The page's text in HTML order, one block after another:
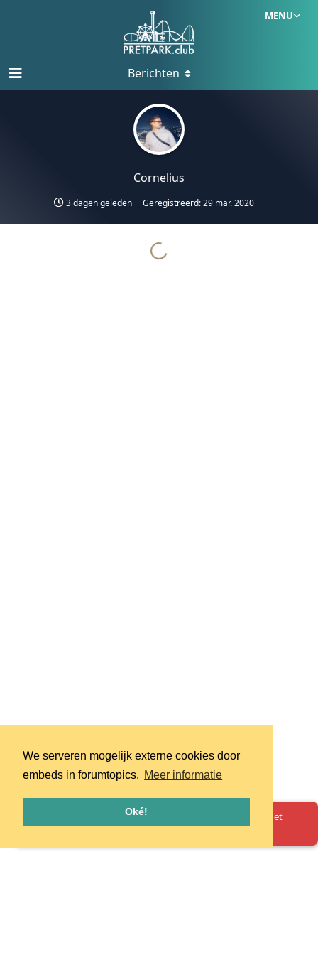
We serveren mogelijk externe cookies door
embeds in forumtopics. Meer informatie
Oké!
MENU
Cornelius
3 dagen geleden Geregistreerd:29 mar. 2020
Berichten
Oeps! Er is iets misgegaan. Herlaad de pagina en probeer het
opnieuw.